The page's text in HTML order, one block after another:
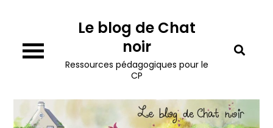
content
Le blog de Chat
noir
Ressources pédagogiques pour le
CP